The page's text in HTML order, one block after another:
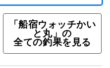
「船宿ウォッチかい
と丸」の
全ての釣果を見る